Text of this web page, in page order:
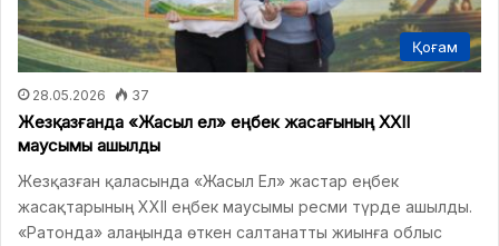
Қоғам
28.05.2026 37
Жезқазғанда «Жасыл ел» еңбек жасағының ХХІІ
маусымы ашылды
Жезқазған қаласында «Жасыл Ел» жастар еңбек
жасақтарының ХХІІ еңбек маусымы ресми түрде ашылды.
«Ратонда» алаңында өткен салтанатты жиынға облыс